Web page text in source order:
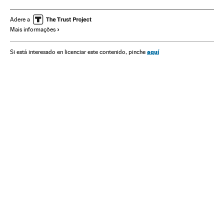
Feminismo Machismo Direitos mulher
Ciências sociais
Indústria Cinematográfica Movimentos sociais
Adere a
Mais informações
Si está interesado en licenciar este contenido, pinche aquí